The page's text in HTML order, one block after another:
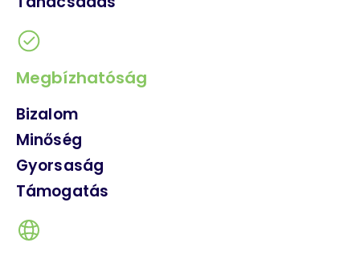
Megbízhatóság
Bizalom
Minőség
Gyorsaság
Támogatás